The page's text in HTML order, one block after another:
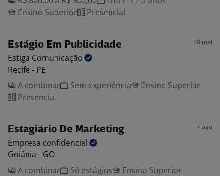
Ensino Superior
Presencial
Estágio Em Publicidade 18 mai
Estiga Comunicação
Recife - PE
A combinar
Sem experiência
Ensino Superior
Presencial
Estagiário De Marketing 7 ago
Empresa confidencial
Goiânia - GO
A combinar
Só estágios
Ensino Superior